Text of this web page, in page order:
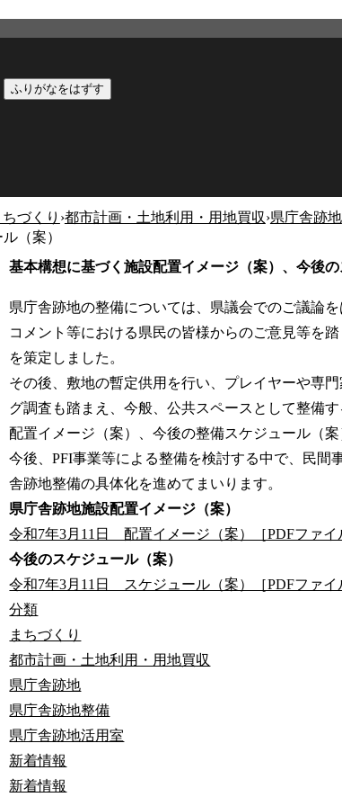
ふりがなをはずす
づくり ›都市計画・土地利用・用地買収›県庁舎跡地
（案）
基本構想に基づく施設配置イメージ（案）、今後の
県庁舎跡地の整備については、県議会でのご議論
コメント等における県民の皆様からのご意見等を踏
を策定しました。
その後、敷地の暫定供用を行い、プレイヤーや専
グ調査も踏まえ、今般、公共スペースとして整備
配置イメージ（案）、今後の整備スケジュール（案
今後、PFI事業等による整備を検討する中で、民
舎跡地整備の具体化を進めてまいります。
県庁舎跡地施設配置イメージ（案）
令和7年3月11日 配置イメージ（案）［PDFファイ
今後のスケジュール（案）
令和7年3月11日 スケジュール（案）［PDFファイ
分類
まちづくり
都市計画・土地利用・用地買収
県庁舎跡地
県庁舎跡地整備
県庁舎跡地活用室
新着情報
新着情報